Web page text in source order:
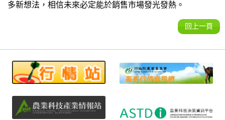
多新想法，相信未來必定能於銷售市場發光發熱。
回上一頁